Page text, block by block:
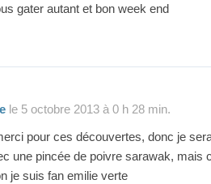
gater autant et bon week end
le 5 octobre 2013 à 0 h 28 min.
pour ces découvertes, donc je
une pincée de poivre sarawak, mais
je suis fan emilie verte